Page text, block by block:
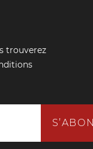
trouverez